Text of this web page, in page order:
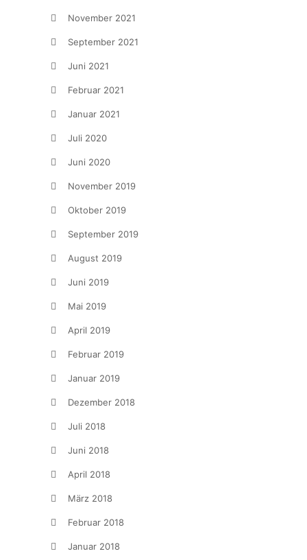
November 2021
September 2021
Juni 2021
Februar 2021
Januar 2021
Juli 2020
Juni 2020
November 2019
Oktober 2019
September 2019
August 2019
Juni 2019
Mai 2019
April 2019
Februar 2019
Januar 2019
Dezember 2018
Juli 2018
Juni 2018
April 2018
März 2018
Februar 2018
Januar 2018